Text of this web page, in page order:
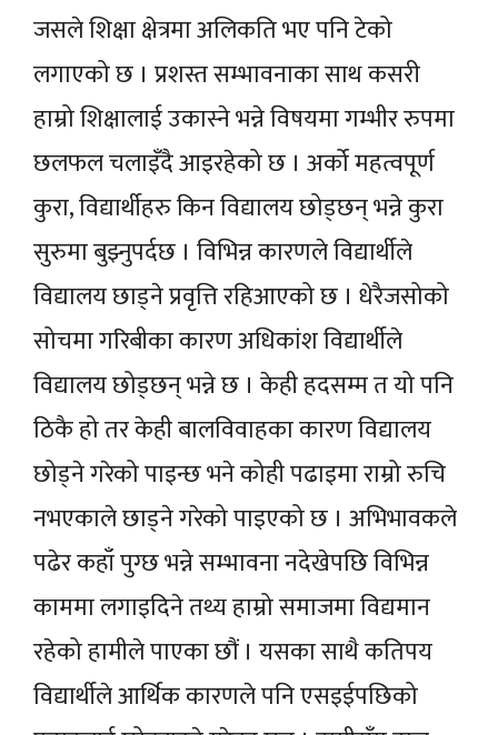
जसले शिक्षा क्षेत्रमा अलिकति भए पनि टेको
लगाएको छ । प्रशस्त सम्भावनाका साथ कसरी
हाम्रो शिक्षालाई उकास्ने भन्ने विषयमा गम्भीर रुपमा
छलफल चलाइँदै आइरहेको छ । अर्को महत्वपूर्ण
कुरा, विद्यार्थीहरु किन विद्यालय छोड्छन् भन्ने कुरा
सुरुमा बुझ्नुपर्दछ । विभिन्न कारणले विद्यार्थीले
विद्यालय छाड्ने प्रवृत्ति रहिआएको छ । धेरैजसोको
सोचमा गरिबीका कारण अधिकांश विद्यार्थीले
विद्यालय छोड्छन् भन्ने छ । केही हदसम्म त यो पनि
ठिकै हो तर केही बालविवाहका कारण विद्यालय
छोड्ने गरेको पाइन्छ भने कोही पढाइमा राम्रो रुचि
नभएकाले छाड्ने गरेको पाइएको छ । अभिभावकले
पढेर कहाँ पुग्छ भन्ने सम्भावना नदेखेपछि विभिन्न
काममा लगाइदिने तथ्य हाम्रो समाजमा विद्यमान
रहेको हामीले पाएका छौं । यसका साथै कतिपय
विद्यार्थीले आर्थिक कारणले पनि एसइईपछिको